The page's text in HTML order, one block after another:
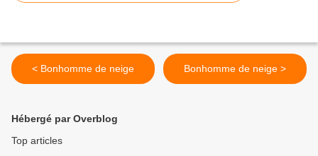
< Bonhomme de neige Bonhomme de neige >
Hébergé par Overblog
Top articles